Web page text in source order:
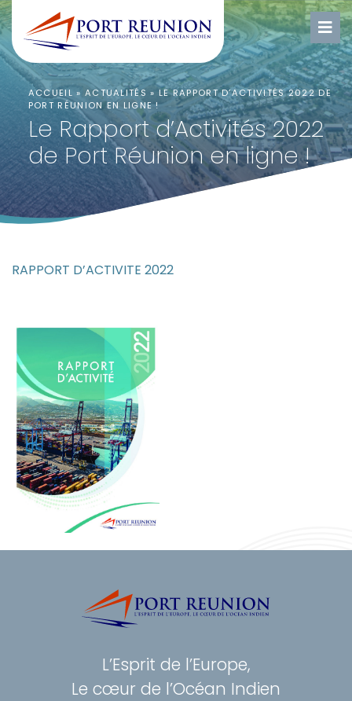
ACCUEIL » ACTUALITÉS » LE RAPPORT D’ACTIVITÉS 2022 DE
PORT RÉUNION EN LIGNE !
Le Rapport d’Activités 2022
de Port Réunion en ligne !
RAPPORT D’ACTIVITE 2022
L’Esprit de l’Europe,
Le cœur de l’Océan Indien